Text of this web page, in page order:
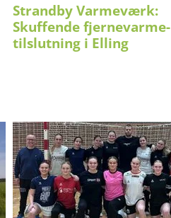
Strandby Varmeværk:
Skuffende fjernevarme-
tilslutning i Elling